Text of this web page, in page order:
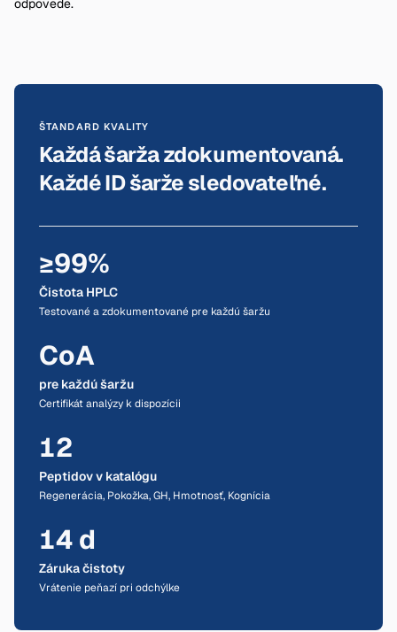
odpovede.
ŠTANDARD KVALITY
Každá šarža zdokumentovaná.
Každé ID šarže sledovateľné.
≥99%
Čistota HPLC
Testované a zdokumentované pre každú šaržu
CoA
pre každú šaržu
Certifikát analýzy k dispozícii
12
Peptidov v katalógu
Regenerácia, Pokožka, GH, Hmotnosť, Kognícia
14 d
Záruka čistoty
Vrátenie peňazí pri odchýlke